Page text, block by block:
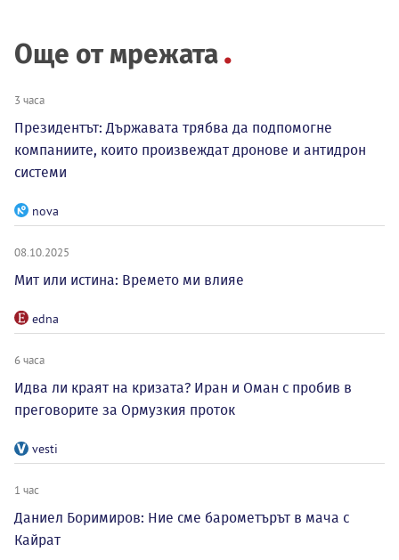
Още от мрежата
3 часа
Президентът: Държавата трябва да подпомогне
компаниите, които произвеждат дронове и антидрон
системи
nova
08.10.2025
Мит или истина: Времето ми влияе
edna
6 часа
Идва ли краят на кризата? Иран и Оман с пробив в
преговорите за Ормузкия проток
vesti
1 час
Даниел Боримиров: Ние сме барометърът в мача с
Кайрат